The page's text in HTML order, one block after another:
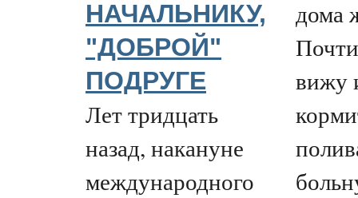
НАЧАЛЬНИКУ,
"ДОБРОЙ"
ПОДРУГЕ
Лет тридцать
назад, накануне
международного
дома
вижу